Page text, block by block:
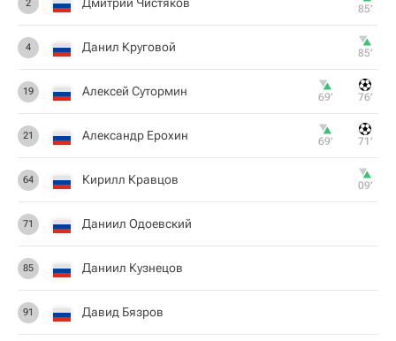
2 85‎’‎
4 Данил Круговой 85‎’‎
19 Алексей Сутормин 69‎’‎ 76‎’‎
21 Александр Ерохин 69‎’‎ 71‎’‎
64 Кирилл Кравцов 09‎’‎
71 Даниил Одоевский
85 Даниил Кузнецов
91 Давид Бязров